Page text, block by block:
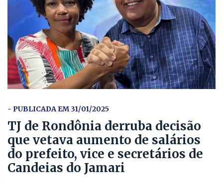
- PUBLICADA EM 31/01/2025
TJ de Rondônia derruba decisão
que vetava aumento de salários
do prefeito, vice e secretários de
Candeias do Jamari